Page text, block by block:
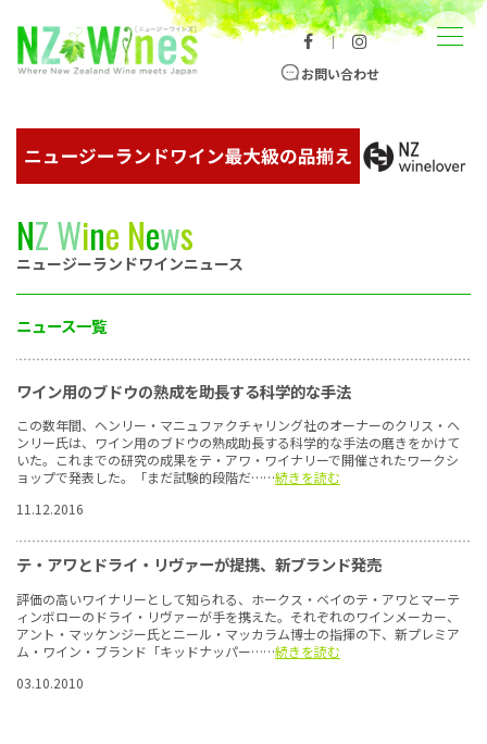
ニュージーランドワイン総合サイト
｜
お問い合わせ
メニュー
NZWine News
ニュージーランドワインニュース
ニュース一覧
ワイン用のブドウの熟成を助長する科学的な手法
この数年間、ヘンリー・マニュファクチャリング社のオーナーのクリス・ヘ
ンリー氏は、ワイン用のブドウの熟成助長する科学的な手法の磨きをかけて
いた。これまでの研究の成果をテ・アワ・ワイナリーで開催されたワークシ
ョップで発表した。「まだ試験的段階だ……続きを読む
11.12.2016
テ・アワとドライ・リヴァーが提携、新ブランド発売
評価の高いワイナリーとして知られる、ホークス・ベイのテ・アワとマーテ
ィンボローのドライ・リヴァーが手を携えた。それぞれのワインメーカー、
アント・マッケンジー氏とニール・マッカラム博士の指揮の下、新プレミア
ム・ワイン・ブランド「キッドナッパー……続きを読む
03.10.2010